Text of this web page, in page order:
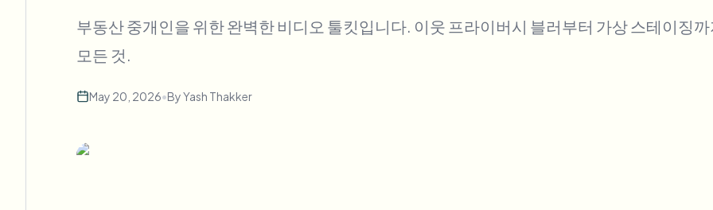
Need batch processing?
부동산 중개인을 위한 완벽한 비디오 툴킷입니다. 이웃 프라이버시 블러부터 가상 스테이징
모든 것.
May 20, 2026•ByYash Thakker